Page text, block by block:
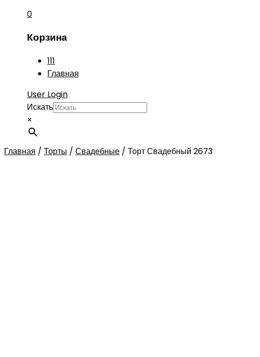
0
Корзина
111
Главная
User Login
Искать
×
Главная / Торты / Свадебные / Торт Свадебный 2673